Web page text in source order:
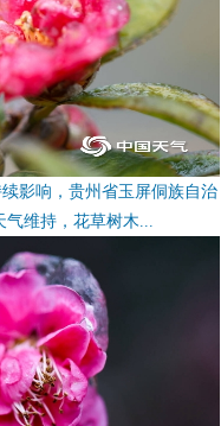
影响，贵州省玉屏侗族自治
气维持，花草树木...